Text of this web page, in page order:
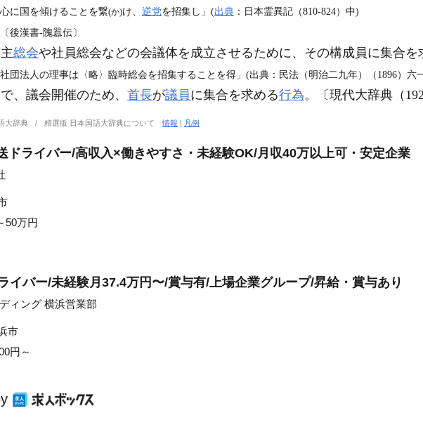
に国を傾けることを繋(か)け、 逆党を招集し」(出典 ：日本霊異記（810‐824）中)
後漢書‐隗囂伝〕
総会や社員総会などの会議体を成立させるために、その構成員に集合を
団法人の理事は〈略〉臨時総会を招集することを得」(出典：民法（明治二九年）（1896）六
、議会開催のため、 首長が議員に集合を求める行為。〔現代大辞典（
大辞典 精選版 日本国語大辞典について情報 | 凡例
ドライバー/高収入×働きやすさ・未経験OK/月収40万以上可・安定企業
50万円
イバー/未経験月37.4万円〜/賞与有/上場企業グループ/昇給・賞与あり
ィング 横浜営業部
市
円～